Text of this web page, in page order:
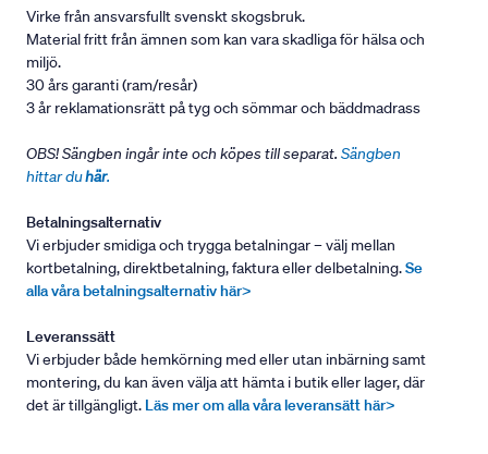
Virke från ansvarsfullt svenskt skogsbruk.
Material fritt från ämnen som kan vara skadliga för hälsa och
miljö.
30 års garanti (ram/resår)
3 år reklamationsrätt på tyg och sömmar och bäddmadrass
OBS! Sängben ingår inte och köpes till separat. Sängben
hittar duhär.
Betalningsalternativ
Vi erbjuder smidiga och trygga betalningar – välj mellan
kortbetalning, direktbetalning, faktura eller delbetalning.Se
alla våra betalningsalternativ här>
Leveranssätt
Vi erbjuder både hemkörning med eller utan inbärning samt
montering, du kan även välja att hämta i butik eller lager, där
det är tillgängligt. Läs mer om alla våra leveransätt här>